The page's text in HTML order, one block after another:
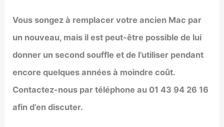
Vous songez à remplacer votre ancien Mac par
un nouveau, mais il est peut-être possible de lui
donner un second souffle et de l’utiliser pendant
encore quelques années à moindre coût.
Contactez-nous par téléphone au 01 43 94 26 16
afin d’en discuter.